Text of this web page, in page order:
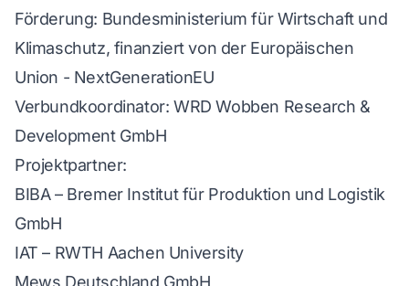
Förderung: Bundesministerium für Wirtschaft und
Klimaschutz, finanziert von der Europäischen
Union - NextGenerationEU
Verbundkoordinator: WRD Wobben Research &
Development GmbH
Projektpartner:
BIBA – Bremer Institut für Produktion und Logistik
GmbH
IAT – RWTH Aachen University
Mews Deutschland GmbH